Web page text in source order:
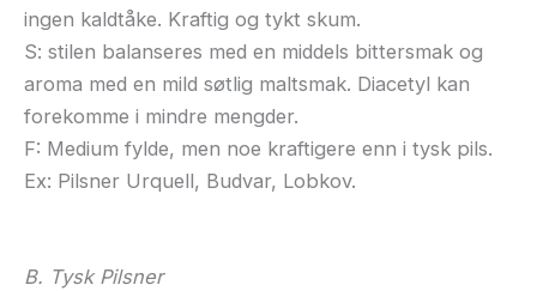
ingen kaldtåke. Kraftig og tykt skum.
S: stilen balanseres med en middels bittersmak og
aroma med en mild søtlig maltsmak. Diacetyl kan
forekomme i mindre mengder.
F: Medium fylde, men noe kraftigere enn i tysk pils.
Ex: Pilsner Urquell, Budvar, Lobkov.
B. Tysk Pilsner